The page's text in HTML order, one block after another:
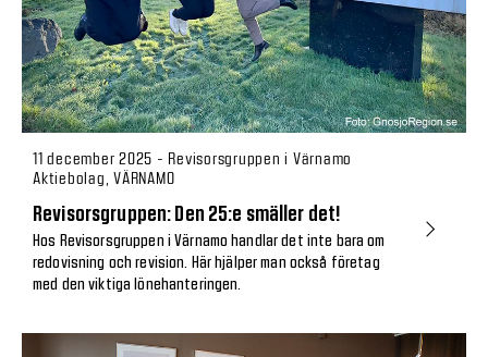
11 december 2025 - Revisorsgruppen i Värnamo
Aktiebolag, VÄRNAMO
Revisorsgruppen: Den 25:e smäller det!
Hos Revisorsgruppen i Värnamo handlar det inte bara om
redovisning och revision. Här hjälper man också företag
med den viktiga lönehanteringen.